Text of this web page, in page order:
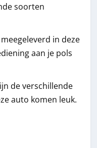
soorten
in deze
aan je pols
de verschillende
auto komen leuk.